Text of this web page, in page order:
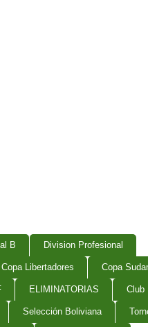
B Division Profesional
Copa Libertadores Copa
ELIMINATORIAS Club
Selección Boliviana